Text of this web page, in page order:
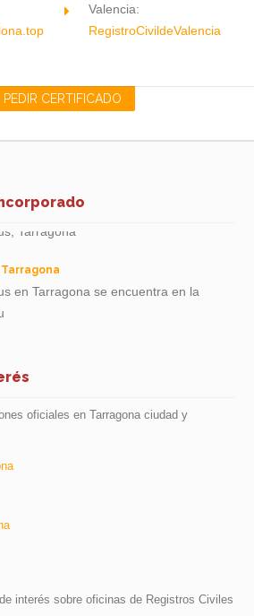
Valencia:
RegistroCivildeValencia
PEDIR CERTIFICADO
en Tarragona se encuentra en la
oficiales en Tarragona ciudad y
interés sobre oficinas de Registros Civiles